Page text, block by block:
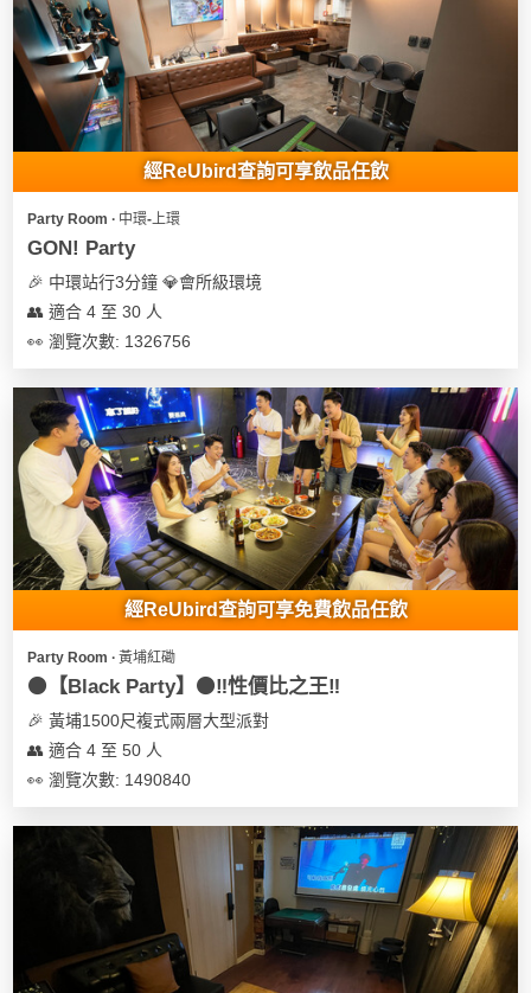
及
花
藝
禮
品
場
地
佈
置
用
品
即
食
即
煮
列
會
及
拍
祝
生
日
拍
拖
業/
公
司
活
動
禮
子
活
動
略
劃
會
員
需
社
軟
時
間
神
情
侶
心
願
清
單
們
關
經ReUbird查詢可享飲品任飲
Party Room ∙ 中環-上環
GON! Party
🎉 中環站行3分鐘 💎會所級環境
👥 適合 4 至 30 人
👀 瀏覽次數: 1326756
經ReUbird查詢可享免費飲品任飲
Party Room ∙ 黃埔紅磡
⚫️【Black Party】⚫️‼️性價比之王‼️
🎉 黃埔1500尺複式兩層大型派對
👥 適合 4 至 50 人
👀 瀏覽次數: 1490840